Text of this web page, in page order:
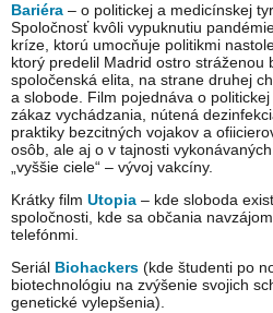
Bariéra – o politickej a medicínskej
Spoločnosť kvôli vypuknutiu
kríze, ktorú umocňuje politikmi
ktorý predelil Madrid ostro stráženou
spoločenská elita, na strane druhej
a slobode. Film pojednáva o
zákaz vychádzania, nútená
praktiky bezcitných vojakov a
osôb, ale aj o v tajnosti
„vyššie ciele“ – vývoj vakcíny.
Krátky film Utopia – kde sloboda
spoločnosti, kde sa občania
telefónmi.
Seriál Biohackers (kde študenti po
biotechnológiu na zvýšenie svojich
genetické vylepšenia).